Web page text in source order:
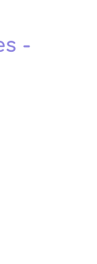
-